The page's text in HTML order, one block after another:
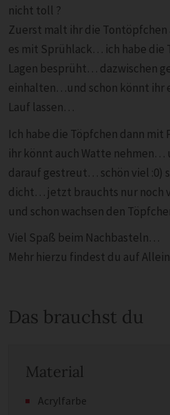
nicht toll ?
Zuerst malt ihr die
es mit Sprühlack… ich habe die
Lagen besprüht… dazwischen
einhalten…und schon könnt ihr
Lauf lassen…
Ich habe die Töpfchen dann
ihr könnt auch Watte nehmen…
darauf gestreut… schön viel :0)
dicht… jetzt brauchts nur noch
und schon wachsen den
Viel Spaß beim Nachbasteln…
Mehr hierzu findest du auf
Das brauchst du
Material
Acrylfarbe